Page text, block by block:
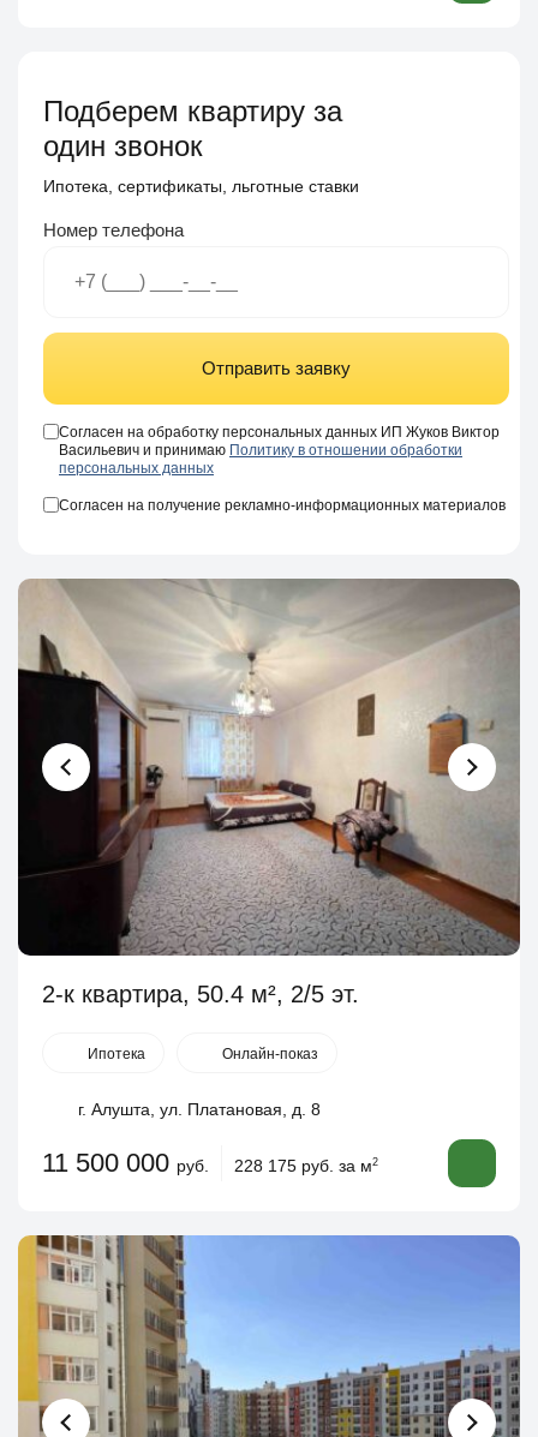
Подберем квартиру за
один звонок
Ипотека, сертификаты, льготные ставки
Номер телефона
Отправить заявку
Согласен на обработку персональных данных ИП Жуков Виктор
Васильевич и принимаю Политику в отношении обработки
персональных данных
Согласен на получение рекламно-информационных материалов
2-к квартира, 50.4 м², 2/5 эт.
Ипотека Онлайн-показ
г. Алушта, ул. Платановая, д. 8
11 500 000 руб. 228 175 руб. за м2